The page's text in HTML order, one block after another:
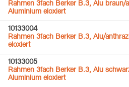
Rahmen 3fach Berker B.3, Alu braun/
Aluminium eloxiert
10133004
Rahmen 3fach Berker B.3, Alu/
eloxiert
10133005
Rahmen 3fach Berker B.3, Alu
Aluminium eloxiert